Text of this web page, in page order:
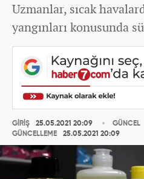
Uzmanlar, sıcak
yangınları konusunda
GİRİŞ
25.05.2021 20:09
GÜNCELLEME
25.05.2021 20:09
GÜNCEL